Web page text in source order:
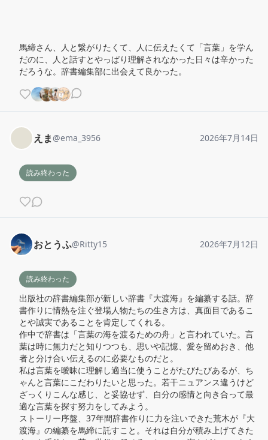
馬締さん、人と繋がりたくて、人に伝えたくて「言葉」を学ん
だのに、人と話すとやっぱり理解されなかった日々は辛かった
だろうな。辞書編集部に出会えて良かった。
えま@ema_3956 2026年7月14日
読み終わった
おとうふ@Ritty15 2026年7月12日
読み終わった
出版社の辞書編集部が新しい辞書『大渡海』を編纂する話。辞
書作りに情熱を注ぐ登場人物たちの生き方は、真面目であるこ
とや誠実であることを肯定してくれる。
作中で辞書は「言葉の海を渡るための舟」と言われていた。言
葉は時に無力だと知りつつも、思いや記憶、愛を留めおき、他
者と分け合い伝えるのに必要なものだと。
私は言葉を曖昧に理解し適当に使うことがたびたびあるが、ち
ゃんと言葉にこだわりたいと思った。若干ニュアンス違うけど
ざっくりこんな感じ、と妥協せず、自分の感情と向き合って最
適な言葉を探す努力をしてみよう。
ストーリー序盤、37年間辞書作りに力を注いできた荒木が『大
渡海』の編纂を馬締に託すこと。それは自分が積み上げてきた